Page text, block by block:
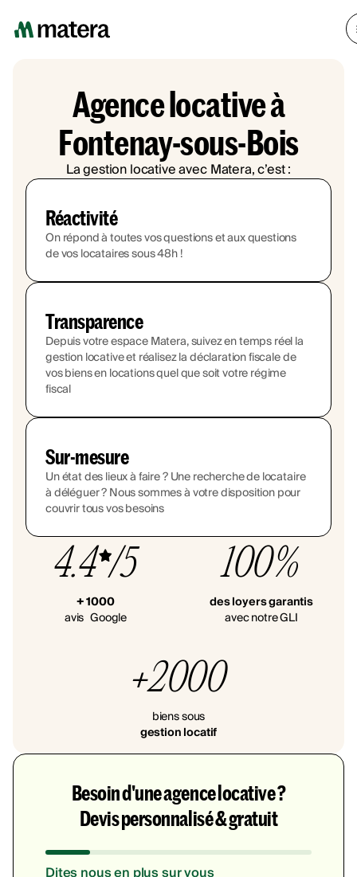
Agence locative à
Fontenay-sous-Bois
La gestion locative avec Matera, c’est :
Réactivité
On répond à toutes vos questions et aux questions
de vos locataires sous 48h !
Transparence
Depuis votre espace Matera, suivez en temps réel la
gestion locative et réalisez la déclaration fiscale de
vos biens en locations quel que soit votre régime
fiscal
Sur-mesure
Un état des lieux à faire ? Une recherche de locataire
à déléguer ? Nous sommes à votre disposition pour
couvrir tous vos besoins
4.4 /5
+ 1000
avis Google
100%
des loyers garantis
avec notre GLI
+2000
biens sous
gestion locatif
Besoin d'une agence locative ?
Devis personnalisé & gratuit